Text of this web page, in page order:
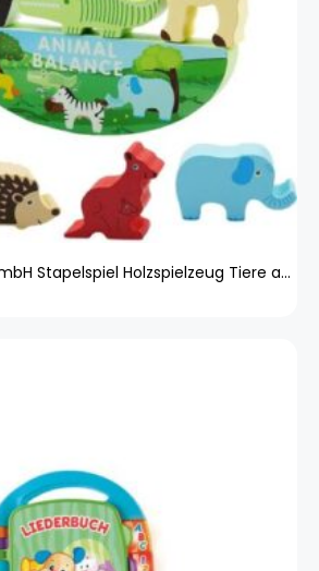
DW International GmbH Stapelspiel Holzspielzeug Tiere ab 3 Jahre, Tier-Balance-Spielzeug für Kinder, Motorikspielzeug